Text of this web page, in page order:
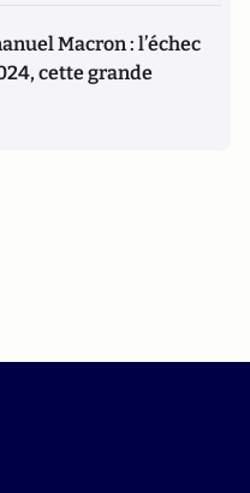
Macron : l’échec
cette grande